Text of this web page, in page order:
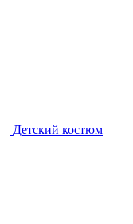
Детский костюм